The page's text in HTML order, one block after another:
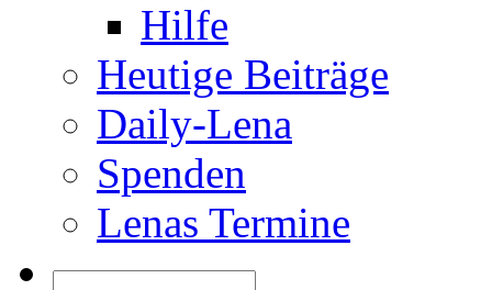
Hilfe
Heutige Beiträge
Daily-Lena
Spenden
Lenas Termine